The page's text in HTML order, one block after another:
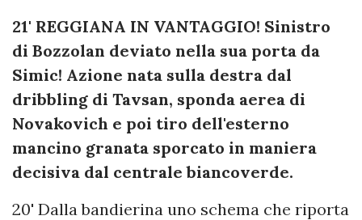
21' REGGIANA IN VANTAGGIO! Sinistro
di Bozzolan deviato nella sua porta da
Simic! Azione nata sulla destra dal
dribbling di Tavsan, sponda aerea di
Novakovich e poi tiro dell'esterno
mancino granata sporcato in maniera
decisiva dal centrale biancoverde.
20' Dalla bandierina uno schema che riporta